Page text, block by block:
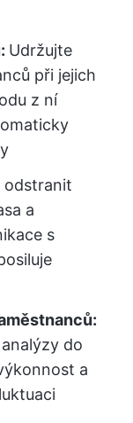
Udržujte
při jejich
z ní
odstranit
a
s
do
a